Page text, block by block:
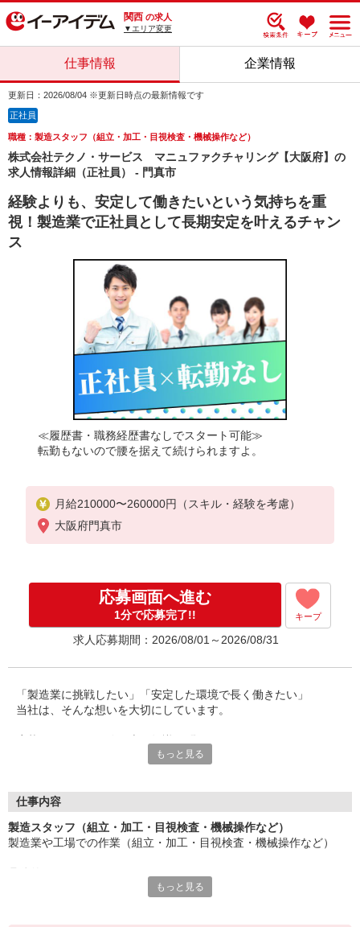
関西 の求人
▼エリア変更
仕事情報 企業情報
更新日：2026/08/04 ※更新日時点の最新情報です
正社員
職種：製造スタッフ（組立・加工・目視検査・機械操作など）
株式会社テクノ・サービス マニュファクチャリング【大阪府】の
求人情報詳細（正社員） - 門真市
経験よりも、安定して働きたいという気持ちを重
視！製造業で正社員として長期安定を叶えるチャン
ス
≪履歴書・職務経歴書なしでスタート可能≫
転勤もないので腰を据えて続けられますよ。
月給210000〜260000円（スキル・経験を考慮）
大阪府門真市
応募画面へ進む
1分で応募完了!! キープ
求人応募期間：2026/08/01～2026/08/31
「製造業に挑戦したい」「安定した環境で長く働きたい」
当社は、そんな想いを大切にしています。
約束を守ること、きちんと連絡をすること、前向きに仕事へ取り
また、勤務時間やシフトなど柔軟に対応いただける方は、ご紹介
長く働きたい――
製造業で正社員としてキャリアを築きたい方、ぜひご応募くださ
もっと見る
仕事内容
製造スタッフ（組立・加工・目視検査・機械操作など）
製造業や工場での作業（組立・加工・目視検査・機械操作など）
製品に不備がないか目視チェックもっと見る